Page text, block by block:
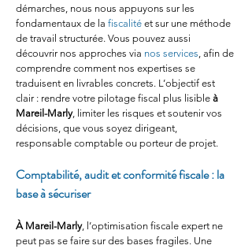
démarches, nous nous appuyons sur les
fondamentaux de la fiscalité et sur une méthode
de travail structurée. Vous pouvez aussi
découvrir nos approches via nos services, afin de
comprendre comment nos expertises se
traduisent en livrables concrets. L’objectif est
clair : rendre votre pilotage fiscal plus lisible à
Mareil-Marly, limiter les risques et soutenir vos
décisions, que vous soyez dirigeant,
responsable comptable ou porteur de projet.
Comptabilité, audit et conformité fiscale : la
base à sécuriser
À Mareil-Marly, l’optimisation fiscale expert ne
peut pas se faire sur des bases fragiles. Une